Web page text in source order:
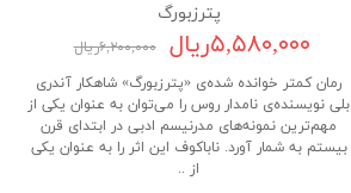
پترزبورگ
۵,۵۸۰,۰۰۰ریال
۶,۲۰۰,۰۰۰ریال
رمان کمتر خوانده شده‌ی «پترزبورگ» شاهکار آندری
بلی نویسنده‌ی نامدار روس را می‌توان به عنوان یکی از
مهم‌ترین نمونه‌های مدرنیسم ادبی در ابتدای قرن
بیستم به شمار آورد. ناباکوف این اثر را به عنوان یکی
از ..